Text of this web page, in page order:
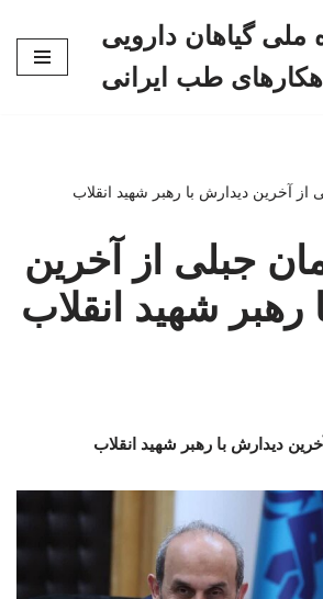
ملی گیاهان دارویی
طب ایرانی
از آخرین دیدارش با رهبر شهید انقلاب
جبلی از آخرین
رهبر شهید انقلاب
دیدارش با رهبر شهید انقلاب